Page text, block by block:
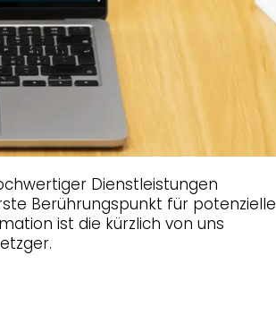
Dienstleistungen
Berührungspunkt für potenzielle
ist die kürzlich von uns